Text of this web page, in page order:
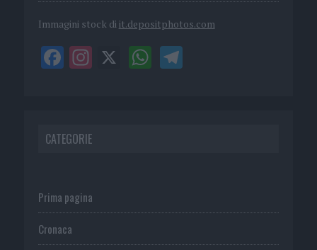
Immagini stock di it.depositphotos.com
CATEGORIE
Prima pagina
Cronaca